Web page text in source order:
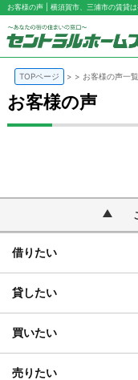
お客様の声 | 横須賀市、三浦市の賃貸
TOPページ > お客様の声一覧
お客様の声
借りたい
貸したい
買いたい
売りたい